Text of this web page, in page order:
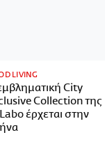
LIVING
City
Collection της
έρχεται στην